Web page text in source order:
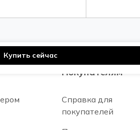
Купить сейчас
Покупателям
Справка для
покупателей